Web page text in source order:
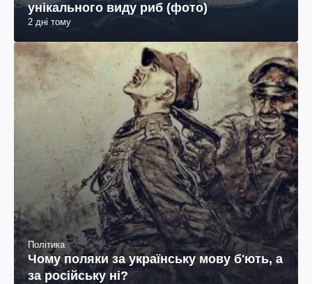
унікального виду риб (фото)
2 дні тому
Політика
Чому поляки за українську мову б'ють, а
за російську ні?